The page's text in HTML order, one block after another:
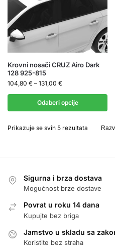
Krovni nosači CRUZ Airo Dark
128 925-815
104,80 € – 131,00 €
Odaberi opcije
Prikazuje se svih 5 rezultata
Sigurna i brza dostava
Mogućnost brze dostave
Povrat u roku 14 dana
Kupujte bez briga
Jamstvo u skladu sa
Koristite bez straha